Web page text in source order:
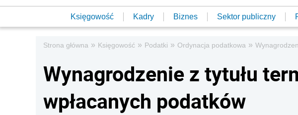
Księgowość Kadry Biznes Sektor publiczny
Strona główna » Księgowość » Podatki » Ordynacja podatkowa »
Wynagrodzenie z tytułu
wpłacanych podatków